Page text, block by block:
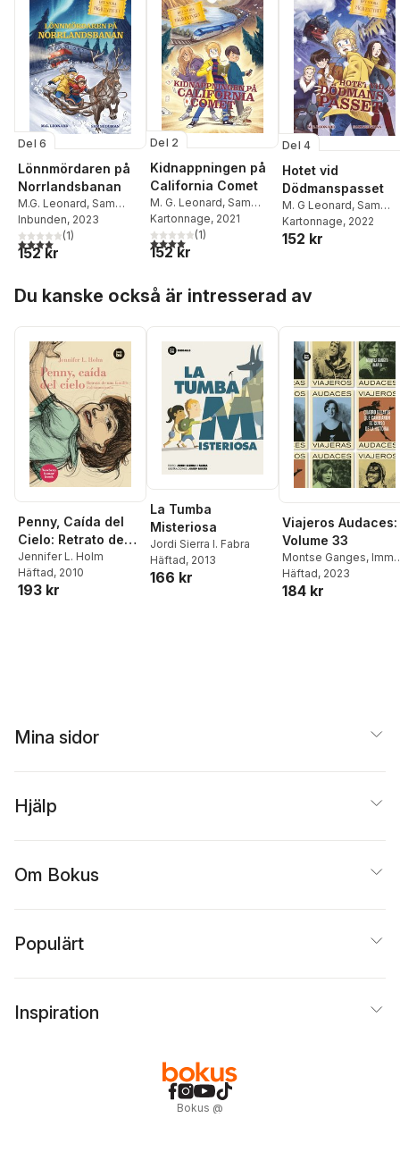
Del 6
Lönnmördaren på
Norrlandsbanan
M.G. Leonard, Sam
Sedgman
Inbunden, 2023
4,0utav 5 stjärnor. Totalt antal röster:
(1)
152 kr
Del 2
Kidnappningen på
California Comet
M. G. Leonard, Sam
Sedgman
Kartonnage, 2021
4,0utav 5 stjärnor. Totalt antal röster:
(1)
152 kr
Del 4
Hotet vid
Dödmanspasset
M. G Leonard, Sam
Sedgman
Kartonnage, 2022
152 kr
Du kanske också är intresserad av
Penny, Caída del
Cielo: Retrato de
Una Familia
Italoamericana
Jennifer L. Holm
Häftad, 2010
193 kr
La Tumba
Misteriosa
Jordi Sierra I. Fabra
Häftad, 2013
166 kr
Viajeros Audaces:
Volume 33
Montse Ganges, Imma
Pla
Häftad, 2023
184 kr
Mina sidor
Hjälp
Om Bokus
Populärt
Inspiration
Bokus @